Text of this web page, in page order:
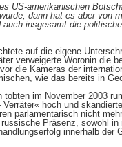
US-amerikanischen
dann hat es aber von
insgesamt die
auf die eigene
verweigerte Woronin die
die Kameras der
wie das bereits in
tobten im November 2003
hoch und
parlamentarisch nicht
russische Präsenz, sowohl
innerhalb